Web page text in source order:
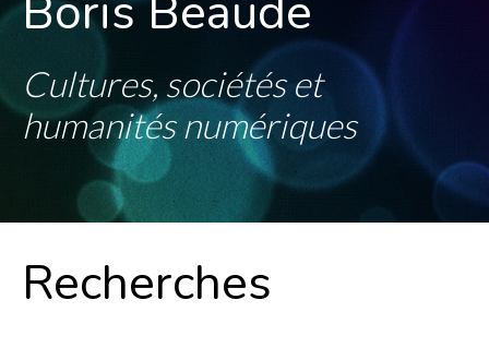
Boris Beaude
Cultures, sociétés et
humanités numériques
Recherches